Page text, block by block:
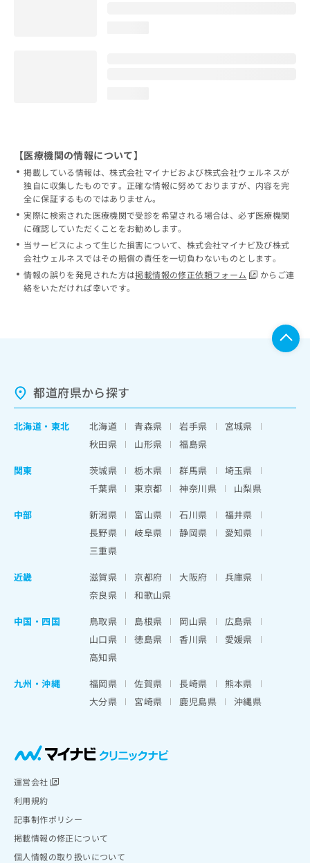
【医療機関の情報について】
掲載している情報は、株式会社マイナビおよび株式会社ウェルネスが
独自に収集したものです。正確な情報に努めておりますが、内容を完
全に保証するものではありません。
実際に検索された医療機関で受診を希望される場合は、必ず医療機関
に確認していただくことをお勧めします。
当サービスによって生じた損害について、株式会社マイナビ及び株式
会社ウェルネスではその賠償の責任を一切負わないものとします。
情報の誤りを発見された方は掲載情報の修正依頼フォーム
からご連
絡をいただければ幸いです。
都道府県から探す
北海道 ・ 東北 北海道 青森県 岩手県
宮城県
秋田県
山形県
福島県
関東
茨城県 栃木県 群馬県
埼玉県
千葉県
東京都 神奈川県
山梨県
中部
新潟県 富山県 石川県
福井県
長野県
岐阜県 静岡県
愛知県
三重県
近畿
滋賀県 京都府 大阪府
兵庫県
奈良県
和歌山県
中国・四国
鳥取県 島根県 岡山県
広島県
山口県
徳島県 香川県
愛媛県
高知県
九州・沖縄
福岡県 佐賀県 長崎県
熊本県
大分県
宮崎県 鹿児島県 沖縄県
運営会社
利用規約
記事制作ポリシー
掲載情報の修正について
個人情報の取り扱いについて